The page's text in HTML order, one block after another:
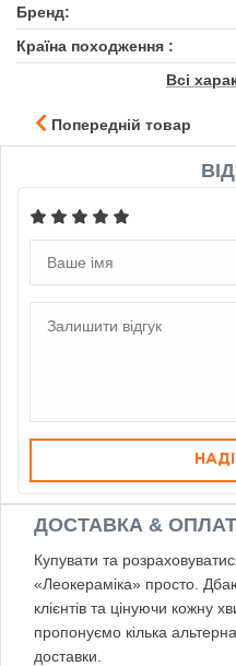
Бренд:
Країна походження :
Всі
Попередній товар
ДОСТАВКА &
Купувати та
«Леокераміка» просто.
клієнтів та цінуючи кожну
пропонуємо кілька
доставки.